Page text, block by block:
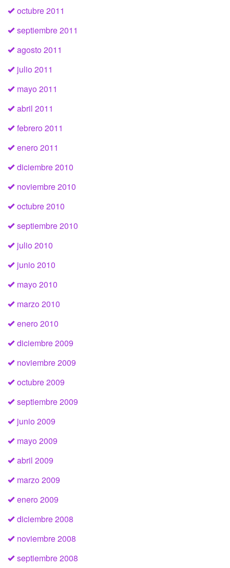
octubre 2011
septiembre 2011
agosto 2011
julio 2011
mayo 2011
abril 2011
febrero 2011
enero 2011
diciembre 2010
noviembre 2010
octubre 2010
septiembre 2010
julio 2010
junio 2010
mayo 2010
marzo 2010
enero 2010
diciembre 2009
noviembre 2009
octubre 2009
septiembre 2009
junio 2009
mayo 2009
abril 2009
marzo 2009
enero 2009
diciembre 2008
noviembre 2008
septiembre 2008